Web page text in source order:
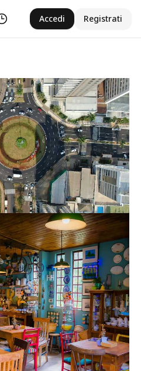
Cronologia Accedi Registrati